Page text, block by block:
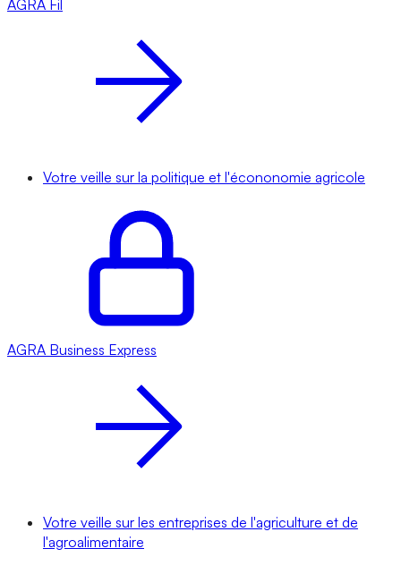
AGRA Fil
Votre veille sur la politique et l'écononomie agricole
AGRA Business Express
Votre veille sur les entreprises de l'agriculture et de
l'agroalimentaire